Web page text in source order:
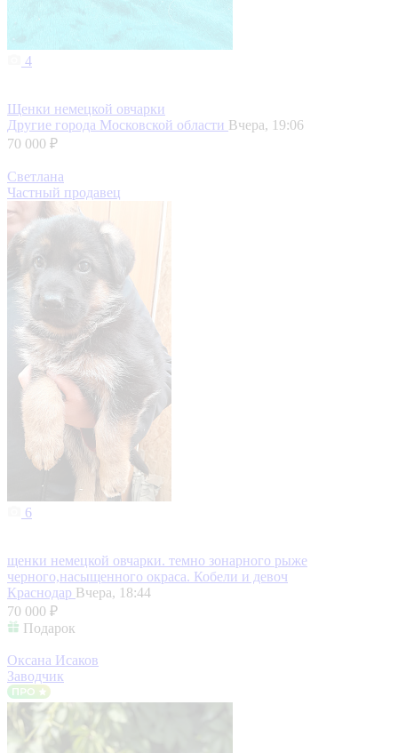
4
Щенки немецкой овчарки
Другие города Московской области Вчера, 19:06
70 000 ₽
Светлана
Частный продавец
6
щенки немецкой овчарки. темно зонарного рыже
черного,насыщенного окраса. Кобели и девоч
Краснодар Вчера, 18:44
70 000 ₽
Подарок
Оксана Исаков
Заводчик